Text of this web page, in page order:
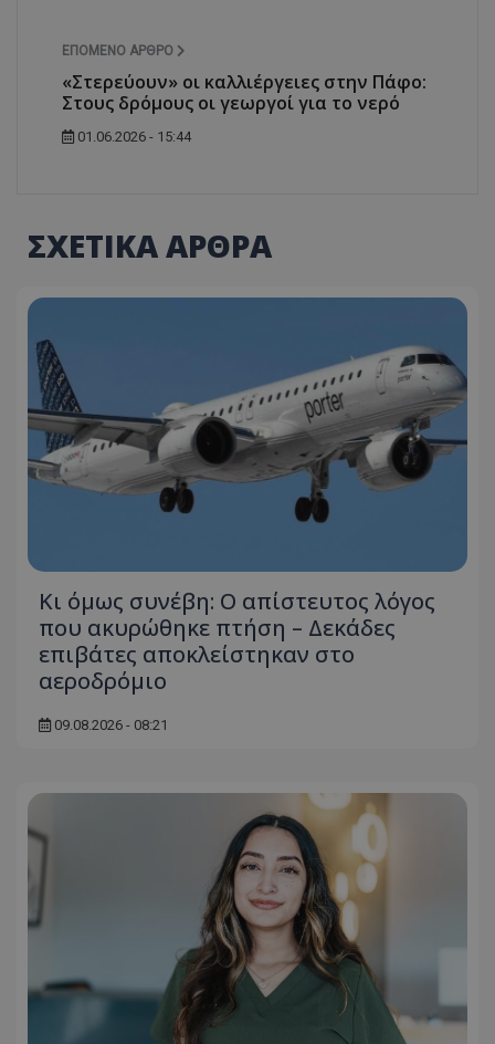
ΕΠΌΜΕΝΟ ΆΡΘΡΟ
«Στερεύουν» οι καλλιέργειες στην Πάφο:
Στους δρόμους οι γεωργοί για το νερό
01.06.2026 - 15:44
ΣΧΕΤΙΚΑ ΑΡΘΡΑ
Κι όμως συνέβη: Ο απίστευτος λόγος
που ακυρώθηκε πτήση – Δεκάδες
επιβάτες αποκλείστηκαν στο
αεροδρόμιο
09.08.2026 - 08:21